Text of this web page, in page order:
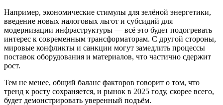
Например, экономические стимулы для зелёной энергетики,
введение новых налоговых льгот и субсидий для
модернизации инфраструктуры — всё это будет подогревать
интерес к современным трансформаторам. С другой стороны,
мировые конфликты и санкции могут замедлить процессы
поставок оборудования и материалов, что частично сдержит
рост.
Тем не менее, общий баланс факторов говорит о том, что
тренд к росту сохраняется, и рынок в 2025 году, скорее всего,
будет демонстрировать уверенный подъём.